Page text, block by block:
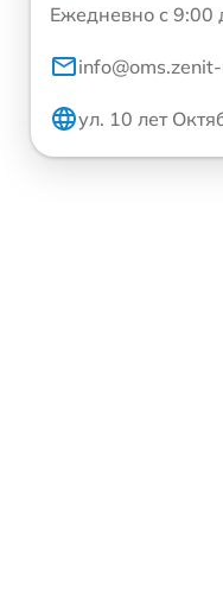
Ежедневно с 9:00
ул. 10 лет